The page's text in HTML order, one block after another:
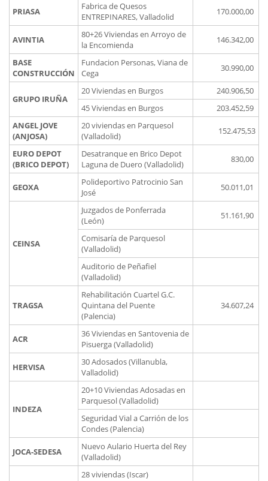
PRIASA
Fabrica de Quesos
ENTREPINARES, Valladolid
170.000,00
AVINTIA
80+26 Viviendas en Arroyo de
la Encomienda
146.342,00
BASE
CONSTRUCCIÓN
Fundacion Personas, Viana de
Cega
30.990,00
GRUPO IRUÑA
20 Viviendas en Burgos
240.906,50
45 Viviendas en Burgos
203.452,59
ANGEL JOVE
(ANJOSA)
20 viviendas en Parquesol
(Valladolid)
152.475,53
EURO DEPOT
(BRICO DEPOT)
Desatranque en Brico Depot
Laguna de Duero (Valladolid)
830,00
GEOXA
Polideportivo Patrocinio San
José
50.011,01
CEINSA
Juzgados de Ponferrada
(León)
51.161,90
Comisaría de Parquesol
(Valladolid)
Auditorio de Peñafiel
(Valladolid)
TRAGSA
Rehabilitación Cuartel G.C.
Quintana del Puente
(Palencia)
34.607,24
ACR
36 Viviendas en Santovenia de
Pisuerga (Valladolid)
HERVISA
30 Adosados (Villanubla,
Valladolid)
INDEZA
20+10 Viviendas Adosadas en
Parquesol (Valladolid)
Seguridad Vial a Carrión de los
Condes (Palencia)
JOCA-SEDESA
Nuevo Aulario Huerta del Rey
(Valladolid)
28 viviendas (Iscar)